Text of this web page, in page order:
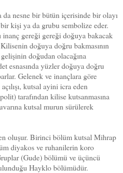
nesne bir bütün içerisinde bir olayı
kişi ya da grubu sembolize eder.
inanç gereği gereği doğuya bakacak
doğuya doğru bakmasının
doğudan olacağına
esnasında yüzler doğuya doğru
Gelenek ve inançlara göre
kutsal ayini icra eden
tarafından kilise kutsanmasına
kutsal murun sürülerek
oluşur. Birinci bölüm kutsal Mihrap
diyakos ve ruhanilerin koro
(Gude) bölümü ve üçüncü
Hayklo bölümüdür.